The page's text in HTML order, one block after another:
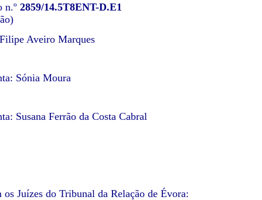
n.º 2859/14.5T8ENT-D.E1
Aveiro Marques
Sónia Moura
Susana Ferrão da Costa Cabral
os Juízes do Tribunal da Relação de Évora: